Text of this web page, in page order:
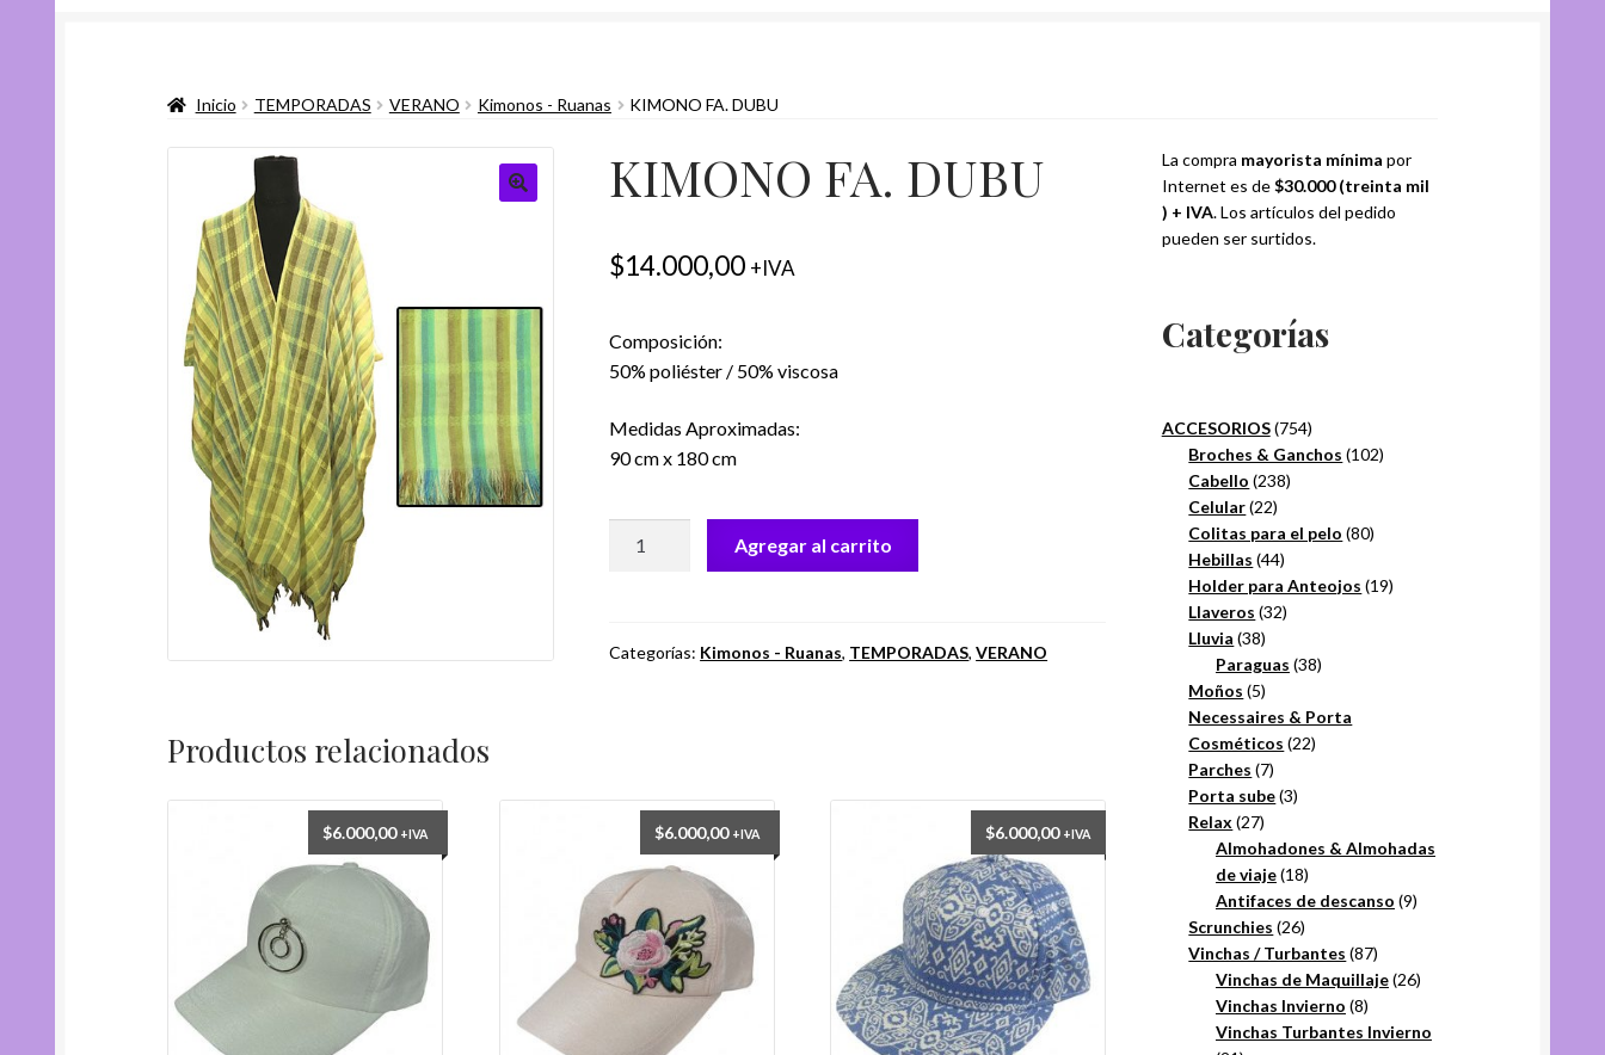
Inicio TEMPORADAS VERANO Kimonos - Ruanas KIMONO FA. DUBU
KIMONO FA. DUBU
$14.000,00 +IVA
Composición:
50% poliéster / 50% viscosa
Medidas Aproximadas:
90 cm x 180 cm
Agregar al carrito
Categorías: Kimonos - Ruanas, TEMPORADAS,VERANO
Productos relacionados
$6.000,00 +IVA $6.000,00 +IVA $6.000,00 +IVA
La compra mayorista mínima por
Internet es de$30.000 (treinta mil
) + IVA. Los artículos del pedido
pueden ser surtidos.
Categorías
ACCESORIOS 754754
productos
Broches & Ganchos 102102
Cabello 238238
Celular 2222
productos
Colitas para el pelo 8080
Hebillas 4444
productos
Holder para Anteojos 1919
Llaveros 3232
Lluvia 3838
productos
Paraguas 3838
Moños 55
productos
Necessaires & Porta
Cosméticos 2222
Parches 77
productos
Porta sube 33
Relax 2727
productos
Almohadones & Almohadas
de viaje 1818
productos
Antifaces de descanso 99
Scrunchies 2626
productos
Vinchas / Turbantes 8787
productos
Vinchas de Maquillaje 2626
Vinchas Invierno 88
productos
Vinchas Turbantes Invierno